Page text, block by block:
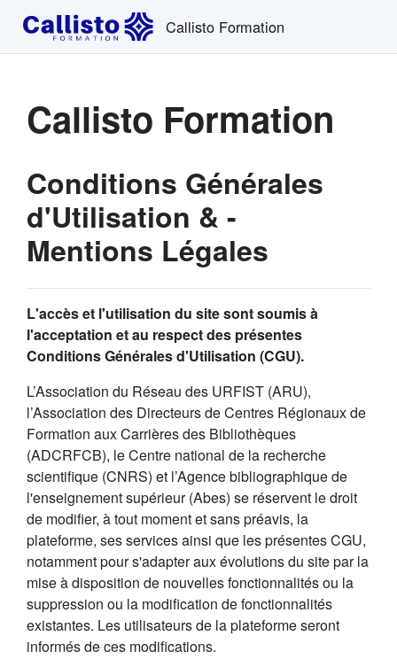
Passer au contenu principal
Callisto Formation
Callisto Formation
Conditions Générales
d'Utilisation & -
Mentions Légales
L'accès et l'utilisation du site sont soumis à
l'acceptation et au respect des présentes
Conditions Générales d'Utilisation (CGU).
L’Association du Réseau des URFIST (ARU),
l’Association des Directeurs de Centres Régionaux de
Formation aux Carrières des Bibliothèques
(ADCRFCB), le Centre national de la recherche
scientifique (CNRS) et l’Agence bibliographique de
l'enseignement supérieur (Abes) se réservent le droit
de modifier, à tout moment et sans préavis, la
plateforme, ses services ainsi que les présentes CGU,
notamment pour s'adapter aux évolutions du site par la
mise à disposition de nouvelles fonctionnalités ou la
suppression ou la modification de fonctionnalités
existantes. Les utilisateurs de la plateforme seront
informés de ces modifications.